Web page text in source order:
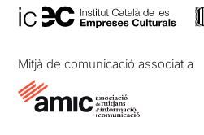
Mitjà de comunicació associat a